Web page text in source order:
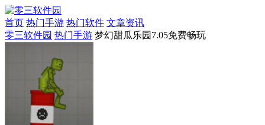
首页 热门手游 热门软件 文章资讯
零三软件园 热门手游 梦幻甜瓜乐园7.05免费畅玩